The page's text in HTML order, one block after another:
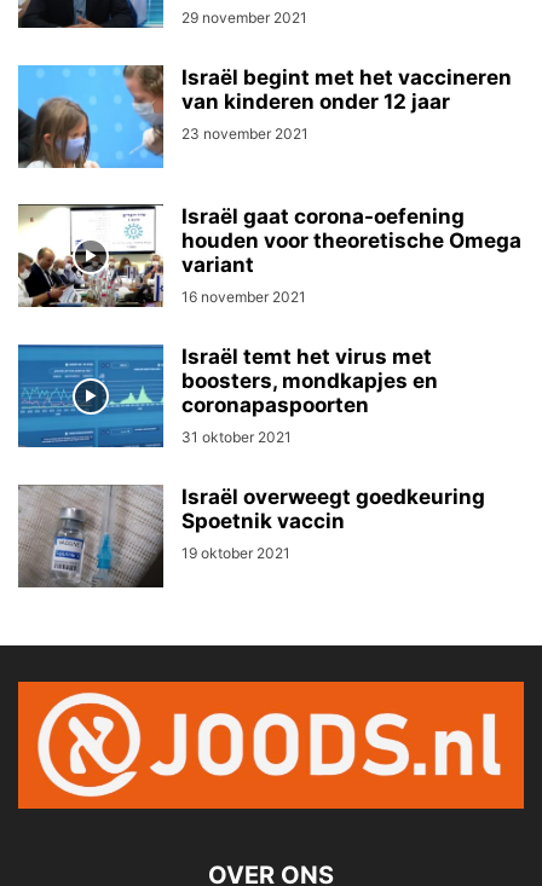
29 november 2021
Israël begint met het vaccineren
van kinderen onder 12 jaar
23 november 2021
Israël gaat corona-oefening
houden voor theoretische Omega
variant
16 november 2021
Israël temt het virus met
boosters, mondkapjes en
coronapaspoorten
31 oktober 2021
Israël overweegt goedkeuring
Spoetnik vaccin
19 oktober 2021
OVER ONS